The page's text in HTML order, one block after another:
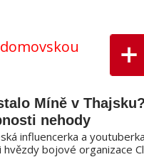
Míně v
nehody
influencerka a
bojové organizace